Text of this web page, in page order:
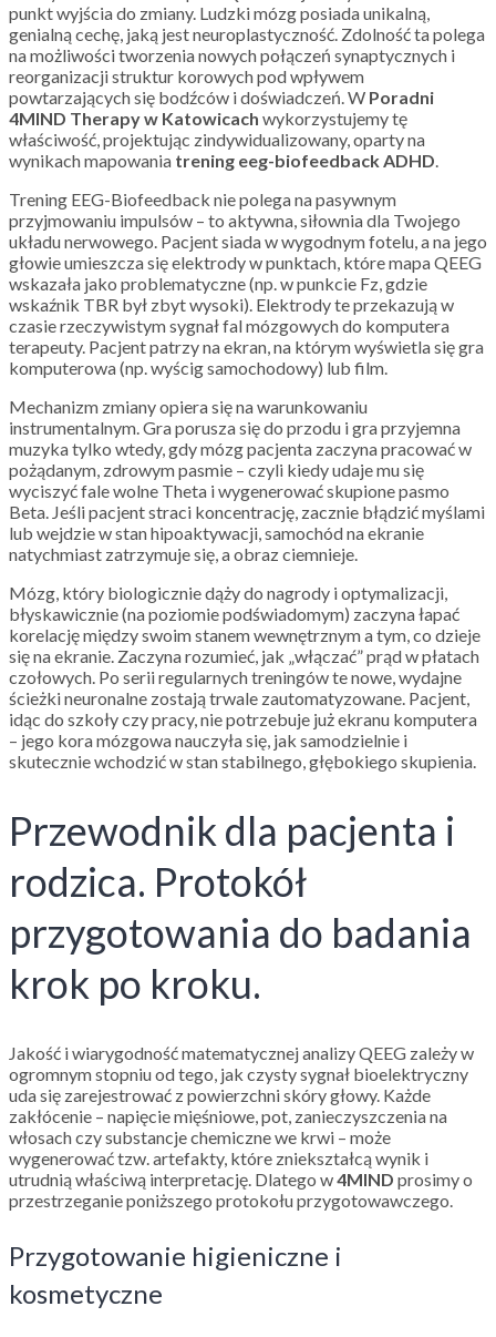
punkt wyjścia do zmiany. Ludzki mózg posiada unikalną,
genialną cechę, jaką jest neuroplastyczność. Zdolność ta polega
na możliwości tworzenia nowych połączeń synaptycznych i
reorganizacji struktur korowych pod wpływem
powtarzających się bodźców i doświadczeń. W Poradni
4MIND Therapy w Katowicach wykorzystujemy tę
właściwość, projektując zindywidualizowany, oparty na
wynikach mapowania trening eeg-biofeedback ADHD.
Trening EEG-Biofeedback nie polega na pasywnym
przyjmowaniu impulsów – to aktywna, siłownia dla Twojego
układu nerwowego. Pacjent siada w wygodnym fotelu, a na jego
głowie umieszcza się elektrody w punktach, które mapa QEEG
wskazała jako problematyczne (np. w punkcie Fz, gdzie
wskaźnik TBR był zbyt wysoki). Elektrody te przekazują w
czasie rzeczywistym sygnał fal mózgowych do komputera
terapeuty. Pacjent patrzy na ekran, na którym wyświetla się gra
komputerowa (np. wyścig samochodowy) lub film.
Mechanizm zmiany opiera się na warunkowaniu
instrumentalnym. Gra porusza się do przodu i gra przyjemna
muzyka tylko wtedy, gdy mózg pacjenta zaczyna pracować w
pożądanym, zdrowym pasmie – czyli kiedy udaje mu się
wyciszyć fale wolne Theta i wygenerować skupione pasmo
Beta. Jeśli pacjent straci koncentrację, zacznie błądzić myślami
lub wejdzie w stan hipoaktywacji, samochód na ekranie
natychmiast zatrzymuje się, a obraz ciemnieje.
Mózg, który biologicznie dąży do nagrody i optymalizacji,
błyskawicznie (na poziomie podświadomym) zaczyna łapać
korelację między swoim stanem wewnętrznym a tym, co dzieje
się na ekranie. Zaczyna rozumieć, jak „włączać” prąd w płatach
czołowych. Po serii regularnych treningów te nowe, wydajne
ścieżki neuronalne zostają trwale zautomatyzowane. Pacjent,
idąc do szkoły czy pracy, nie potrzebuje już ekranu komputera
– jego kora mózgowa nauczyła się, jak samodzielnie i
skutecznie wchodzić w stan stabilnego, głębokiego skupienia.
Przewodnik dla pacjenta i
rodzica. Protokół
przygotowania do badania
krok po kroku.
Jakość i wiarygodność matematycznej analizy QEEG zależy w
ogromnym stopniu od tego, jak czysty sygnał bioelektryczny
uda się zarejestrować z powierzchni skóry głowy. Każde
zakłócenie – napięcie mięśniowe, pot, zanieczyszczenia na
włosach czy substancje chemiczne we krwi – może
wygenerować tzw. artefakty, które zniekształcą wynik i
utrudnią właściwą interpretację. Dlatego w4MIND prosimy o
przestrzeganie poniższego protokołu przygotowawczego.
Przygotowanie higieniczne i
kosmetyczne